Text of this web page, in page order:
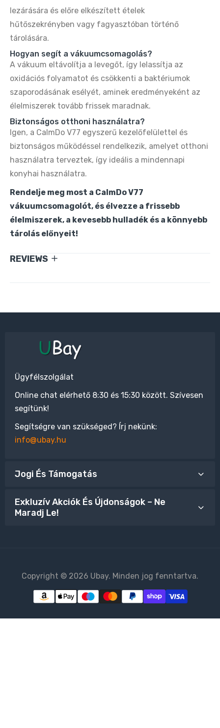
lezárására és előre elkészített ételek
hűtőszekrényben vagy fagyasztóban történő
tárolására.
Hogyan segít a vákuumcsomagolás?
A vákuum eltávolítja a levegőt, így lelassítja az
oxidációs folyamatot és csökkenti a baktériumok
szaporodásának esélyét, aminek eredményeként az
élelmiszerek tovább frissek maradnak.
Biztonságos otthoni használatra?
Igen, a CalmDo V77 egyszerű kezelőfelülettel és
biztonságos működéssel rendelkezik, amelyet otthoni
használatra terveztek, így ideális a mindennapi
konyhai használatra.
Rendelje meg most a CalmDo V77
vákuumcsomagolót, és élvezze a frissebb
élelmiszerek, a kevesebb hulladék és a könnyebb
tárolás előnyeit!
REVIEWS
Ügyfélszolgálat
Online chat elérhető 8:30 és 15:30 között. Szívesen
segítünk!
Segítségre van szükséged? Írj nekünk:
info@ubay.hu
Jogi És Támogatás
Exkluzív Akciók És Újdonságok – Ne
Maradj Le!
Copyright © 2026 Ubay. Minden jog fenntartva.